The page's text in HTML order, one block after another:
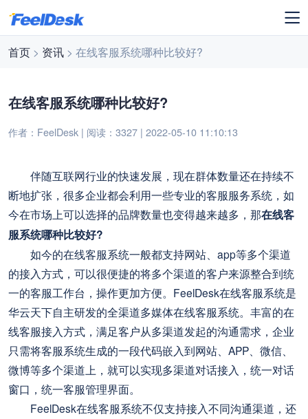
首页 > 资讯 > 在线客服系统哪种比较好?
在线客服系统哪种比较好?
作者：FeelDesk | 阅读：3327 | 2022-05-10 11:10:13
伴随互联网行业的快速发展，现在群体数量还在持续不
断地扩张，很多企业都会利用一些专业的客服服务系统，如
今在市场上可以选择的品牌数量也变得越来越多，那在线客
服系统哪种比较好?
如今的在线客服系统一般都支持网站、app等多个渠道
的接入方式，可以很便捷的将多个渠道的客户来源整合到统
一的客服工作台，操作更加方便。FeelDesk在线客服系统是
华云天下自主研发的全渠道多媒体在线客服系统。丰富的在
线客服接入方式，满足客户从多渠道发起的沟通需求，企业
只需将客服系统生成的一段代码嵌入到网站、APP、微信、
微博等多个渠道上，就可以实现多渠道对话接入，统一对话
窗口，统一客服管理界面。
FeelDesk在线客服系统不仅支持接入不同沟通渠道，还